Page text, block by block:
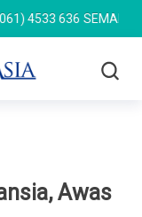
636 SEMARANG:
Awas